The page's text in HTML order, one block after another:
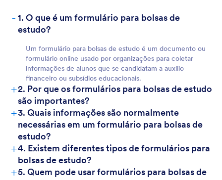
- 1. O que é um formulário para bolsas de
estudo?
Um formulário para bolsas de estudo é um documento ou
formulário online usado por organizações para coletar
informações de alunos que se candidatam a auxílio
financeiro ou subsídios educacionais.
+2. Por que os formulários para bolsas de estudo
são importantes?
+3. Quais informações são normalmente
necessárias em um formulário para bolsas de
estudo?
+4. Existem diferentes tipos de formulários para
bolsas de estudo?
+5. Quem pode usar formulários para bolsas de